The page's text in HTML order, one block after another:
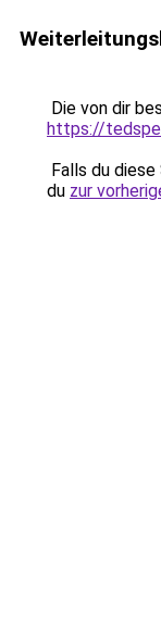
Die von dir
https://
Falls du
du zur